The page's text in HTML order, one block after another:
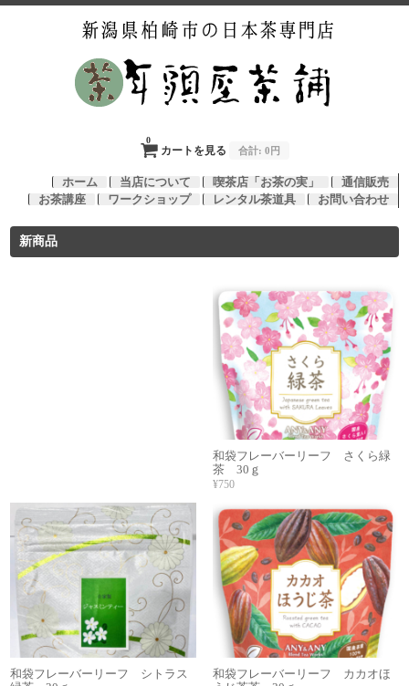
カートを見る
0
合計: 0円
ホーム 当店について 喫茶店「お茶の実」
通信販売
お茶講座
ワークショップ レンタル茶道具 お問い合わせ
新商品
和袋フレーバーリーフ さくら緑
茶 30ｇ
¥750
和袋フレーバーリーフ シトラス
和袋フレーバーリーフ カカオほ